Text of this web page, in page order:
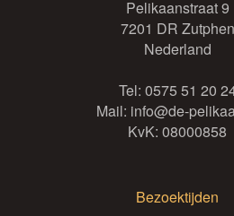
Pelikaanstraat 9
7201 DR Zutphen
Nederland
Tel: 0575 51 20
Mail: info@de-
KvK: 08000858
Bezoektijden